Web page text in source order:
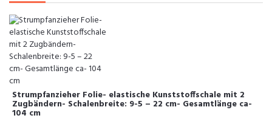
Strumpfanzieher Folie- elastische Kunststoffschale mit 2
Zugbändern- Schalenbreite: 9-5 – 22 cm- Gesamtlänge ca-
104 cm